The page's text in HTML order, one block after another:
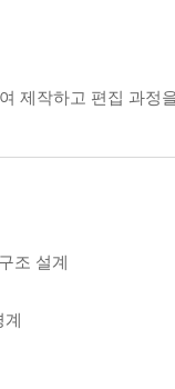
제작하고 편집 과정
조 설계
계